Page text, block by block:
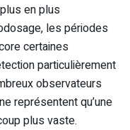
en plus
les périodes
certaines
particulièrement
observateurs
représentent qu’une
plus vaste.